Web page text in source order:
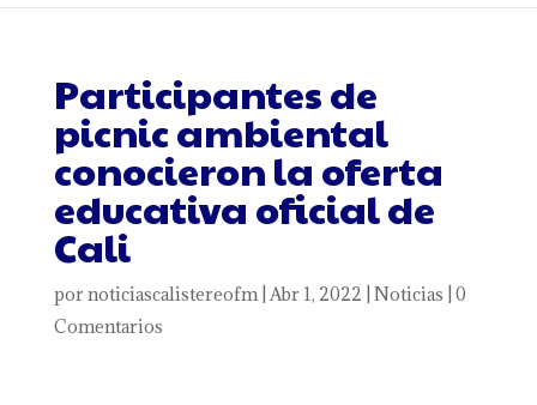
Participantes de
picnic ambiental
conocieron la oferta
educativa oficial de
Cali
por noticiascalistereofm| Abr 1, 2022 Noticias 0
Comentarios